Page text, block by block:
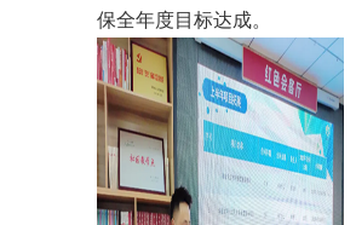
保全年度目标达成。